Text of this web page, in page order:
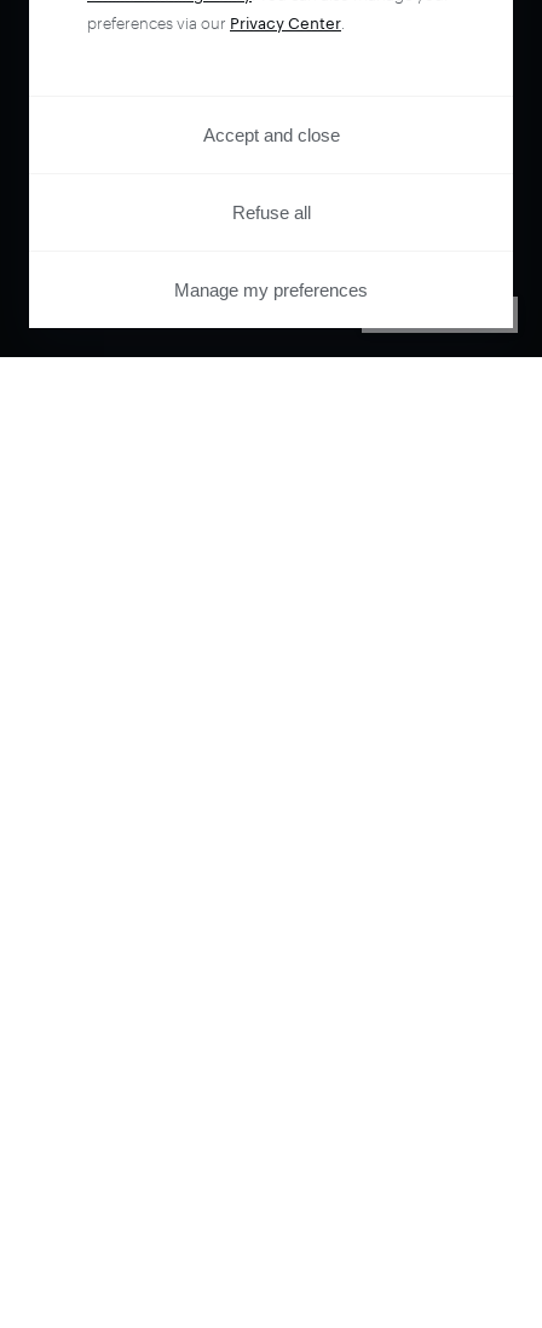
preferences via our Privacy Center
Accept and close
Refuse all
Manage my preferences